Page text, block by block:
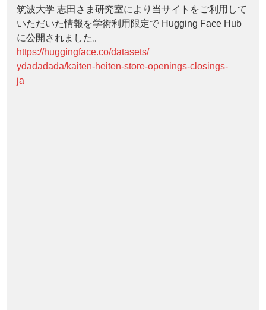
筑波大学 志田さま研究室により当サイトをご利用して
いただいた情報を学術利用限定で Hugging Face Hub
に公開されました。
https://huggingface.co/datasets/
ydadadada/kaiten-heiten-store-openings-closings-
ja